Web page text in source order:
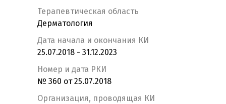
Терапевтическая область
Дерматология
Дата начала и окончания КИ
25.07.2018 - 31.12.2023
Номер и дата РКИ
№ 360 от 25.07.2018
Организация, проводящая КИ